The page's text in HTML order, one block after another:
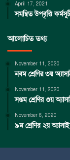
April 17, 2021
সমন্বিত উপবৃত্তি
আলোচিত তথ্য
November 11, 2020
নবম শ্রেণির ৩য়
November 11, 2020
সপ্তম শ্রেণির ৩য়
November 6, 2020
৯ম শ্রেণির ২য়